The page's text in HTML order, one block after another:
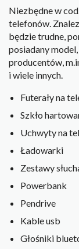
Niezbędne w
telefonów.
będzie trudne,
posiadany
producentów,
i wiele innych.
Futerały na
Szkło
Uchwyty na
Ładowarki
Zestawy
Powerbank
Pendrive
Kable usb
Głośniki